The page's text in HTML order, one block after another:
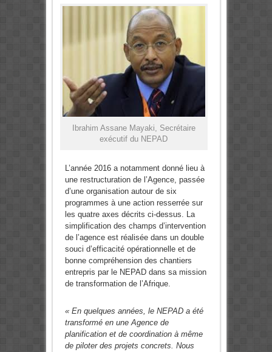
Ibrahim Assane Mayaki, Secrétaire
exécutif du NEPAD
L’année 2016 a notamment donné lieu à
une restructuration de l’Agence, passée
d’une organisation autour de six
programmes à une action resserrée sur
les quatre axes décrits ci-dessus. La
simplification des champs d’intervention
de l’agence est réalisée dans un double
souci d’efficacité opérationnelle et de
bonne compréhension des chantiers
entrepris par le NEPAD dans sa mission
de transformation de l’Afrique.
« En quelques années, le NEPAD a été
transformé en une Agence de
planification et de coordination à même
de piloter des projets concrets. Nous